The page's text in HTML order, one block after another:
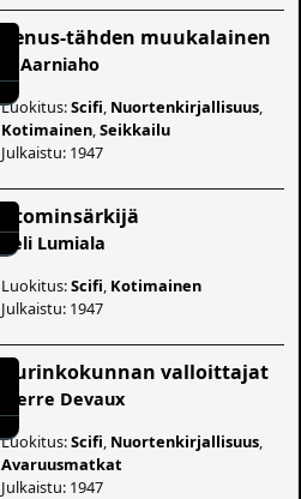
Venus-tähden muukalainen
V. Aarniaho
Luokitus:Scifi Nuortenkirjallisuus
Kotimainen ,Seikkailu
Julkaistu: 1947
Atominsärkijä
Veli Lumiala
Luokitus:Scifi Kotimainen
Julkaistu: 1947
Aurinkokunnan valloittajat
Pierre Devaux
Luokitus:Scifi Nuortenkirjallisuus
Avaruusmatkat
Julkaistu: 1947